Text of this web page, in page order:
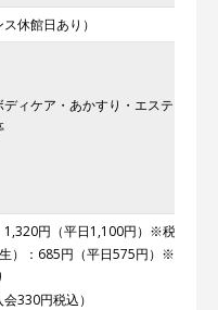
休館日あり）
ィケア・あかすり・エステ
円（平日1,100円）※税込
）：685円（平日575円）※税込
330円税込）